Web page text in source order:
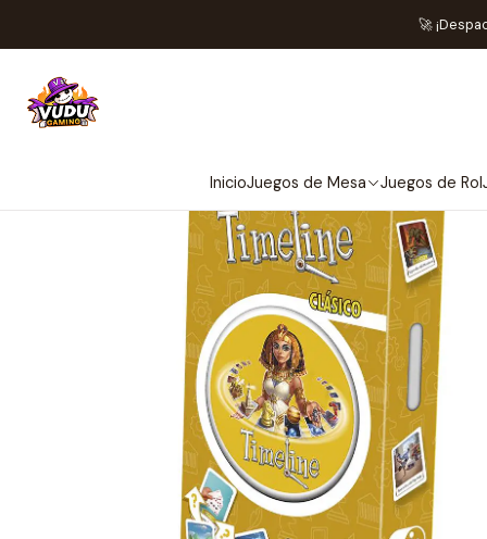
InicioJuegos de Mesa Juegos de Rol
🚀
Inicio